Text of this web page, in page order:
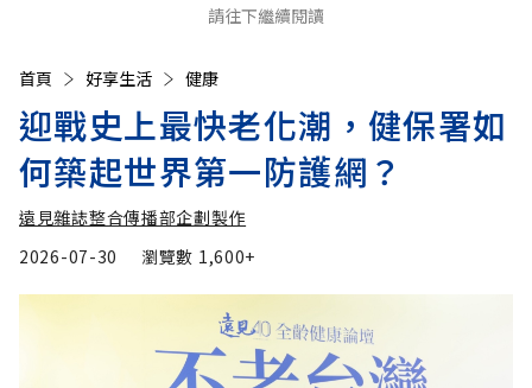
請往下繼續閱讀
首頁 好享生活 健康
迎戰史上最快老化潮，健保署如
何築起世界第一防護網？
遠見雜誌整合傳播部企劃製作
2026-07-30
瀏覽數 1,600+